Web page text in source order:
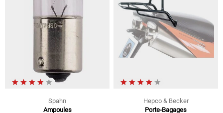
Spahn
Ampoules
Hepco & Becker
Porte-Bagages